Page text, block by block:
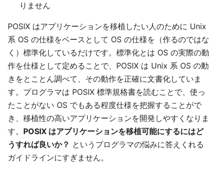
りません
POSIX はアプリケーションを移植したい人のために Unix
系 OS の仕様をベースとして OS の仕様を（作るのではな
く）標準化しているだけです。標準化とは OS の実際の動
作を仕様として定めることで、POSIX は Unix 系 OS の動
きをとことん調べて、その動作を正確に文書化していま
す。プログラマは POSIX 標準規格書を読むことで、使っ
たことがない OS でもある程度仕様を把握することがで
き、移植性の高いアプリケーションを開発しやすくなりま
す。 POSIX はアプリケーションを移植可能にするにはど
うすれば良いか？ というプログラマの悩みに答えくれる
ガイドラインにすぎません。